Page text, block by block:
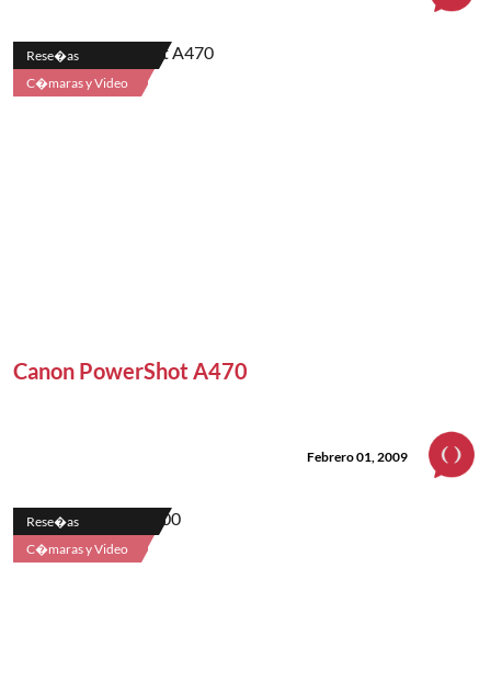
Rese�as
C�maras y Video
Canon PowerShot A470
Febrero 01, 2009
Rese�as
C�maras y Video